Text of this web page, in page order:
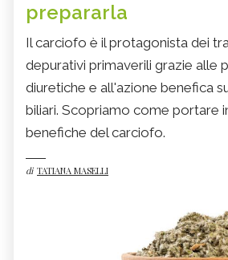
prepararla
Il carciofo è il protagonista dei
depurativi primaverili grazie alle
diuretiche e all'azione benefica
biliari. Scopriamo come portare
benefiche del carciofo.
di TATIANA MASELLI